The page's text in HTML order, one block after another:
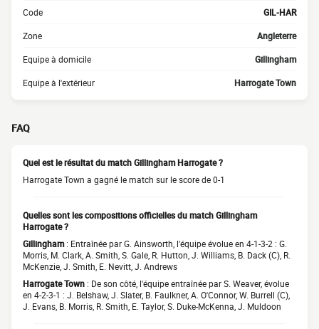
Code GIL-HAR
Zone Angleterre
Equipe à domicile Gillingham
Equipe à l'extérieur Harrogate Town
FAQ
Quel est le résultat du match Gillingham Harrogate ?
Harrogate Town a gagné le match sur le score de 0-1
Quelles sont les compositions officielles du match Gillingham
Harrogate ?
Gillingham: Entraînée par G. Ainsworth, l'équipe évolue en 4-1-3-2 : G.
Morris, M. Clark, A. Smith, S. Gale, R. Hutton, J. Williams, B. Dack (C), R.
McKenzie, J. Smith, E. Nevitt, J. Andrews
Harrogate Town : De son côté, l'équipe entraînée par S. Weaver, évolue
en 4-2-3-1 : J. Belshaw, J. Slater, B. Faulkner, A. O'Connor, W. Burrell (C),
J. Evans, B. Morris, R. Smith, E. Taylor, S. Duke-McKenna, J. Muldoon